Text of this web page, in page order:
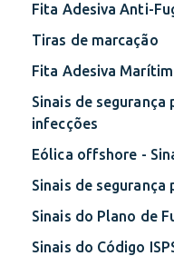
Fita Adesiva Anti-
Tiras de marcação
Fita Adesiva
Sinais de
infecções
Eólica offshore -
Sinais de segurança
Sinais do Plano de
Sinais do Código